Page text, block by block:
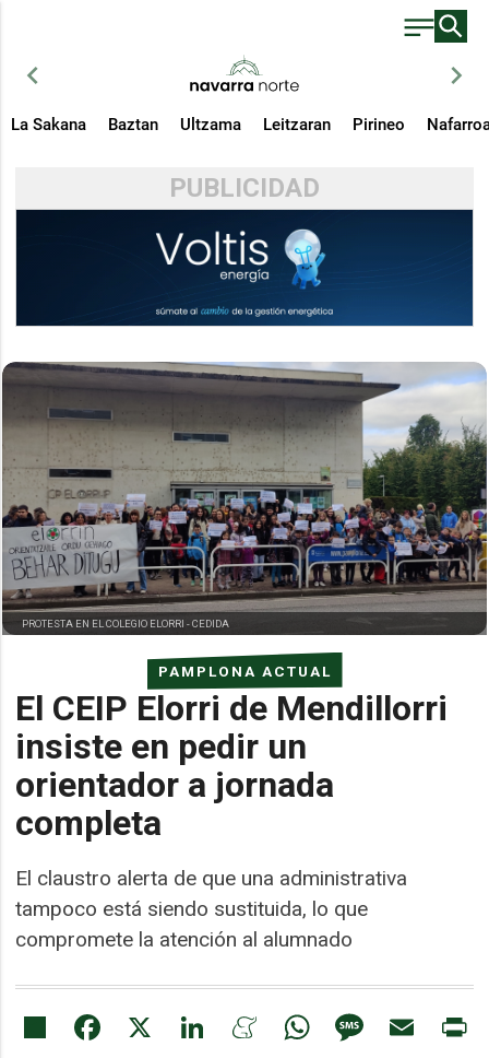
chevron_left chevron_right
La Sakana Baztan Ultzama Leitzaran Pirineo
PUBLICIDAD
PAMPLONA ACTUAL
El CEIP Elorri de Mendillorri
insiste en pedir un
orientador a jornada
completa
El claustro alerta de que una administrativa
tampoco está siendo sustituida, lo que
compromete la atención al alumnado
PROTESTA EN EL COLEGIO ELORRI -CEDIDA
Share Facebook LinkedIn MeneameWhatsAppMessageEmail